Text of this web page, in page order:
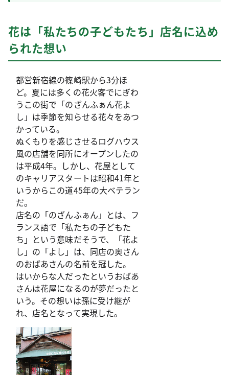
花は「私たちの子どもたち」店名に込め
られた想い
都営新宿線の篠崎駅から3分ほ
ど。夏には多くの花火客でにぎわ
うこの街で「のざんふぁん花よ
し」は季節を知らせる花々をあつ
かっている。
ぬくもりを感じさせるログハウス
風の店舗を同所にオープンしたの
は平成4年。しかし、花屋として
のキャリアスタートは昭和41年と
いうからこの道45年の大ベテラン
だ。
店名の「のざんふぁん」とは、フ
ランス語で「私たちの子どもた
ち」という意味だそうで、「花よ
し」の「よし」は、同店の奥さん
のおばあさんの名前を冠した。
はいからな人だったというおばあ
さんは花屋になるのが夢だったと
いう。その想いは孫に受け継が
れ、店名となって実現した。